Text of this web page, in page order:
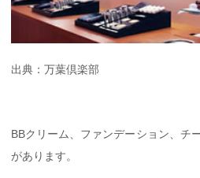
出典：万葉倶楽部
BBクリーム、ファンデーション、チ
があります。